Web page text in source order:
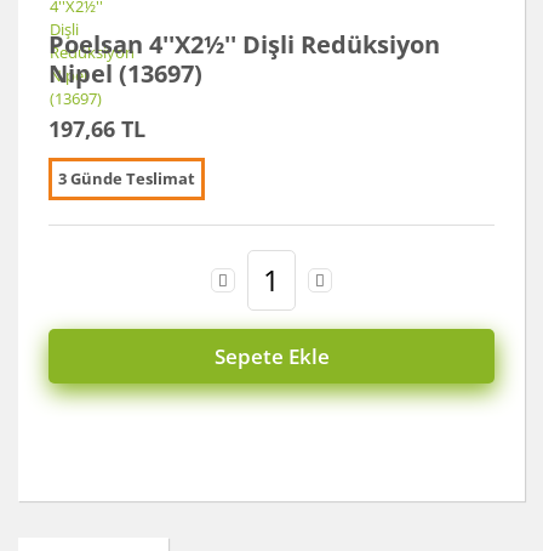
Poelsan 4''X2½'' Dişli Redüksiyon
Nipel (13697)
197,66 TL
3 Günde Teslimat
Sepete Ekle